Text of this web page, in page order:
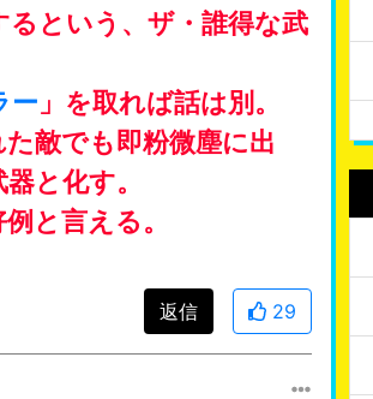
という、ザ・誰得な武
ー 」を取れば話は別。
敵でも即粉微塵に出
と化す。
と言える。
返信
29